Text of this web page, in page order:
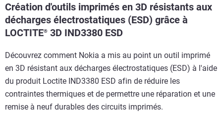
Création d'outils imprimés en 3D résistants aux
décharges électrostatiques (ESD) grâce à
LOCTITE® 3D IND3380 ESD
Découvrez comment Nokia a mis au point un outil imprimé
en 3D résistant aux décharges électrostatiques (ESD) à l'aide
du produit Loctite IND3380 ESD afin de réduire les
contraintes thermiques et de permettre une réparation et une
remise à neuf durables des circuits imprimés.